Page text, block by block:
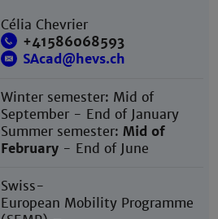
Célia Chevrier
+41586068593
SAcad@hevs.ch
Winter semester: Mid of
September - End of January
Summer semester:Mid of
February - End of June
Swiss-
European Mobility Programme